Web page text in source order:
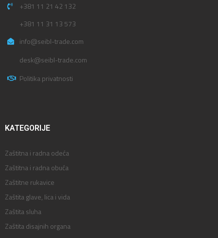
+381 11 21 42 132
+381 11 31 13 573
info@seibl-trade.com
desk@seibl-trade.com
Politika privatnosti
KATEGORIJE
Zaštitna i radna odeća
Zaštitna i radna obuća
Zaštitne rukavice
Zaštita glave, lica i vida
Zaštita sluha
Zaštita disajnih organa